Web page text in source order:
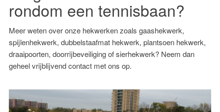
rondom een tennisbaan?
Meer weten over onze hekwerken zoals gaashekwerk,
spijlenhekwerk, dubbelstaafmat hekwerk, plantsoen hekwerk,
draaipoorten, doorrijbeveiligingofsierhekwerk? Neem dan
geheel vrijblijvendcontact met ons op.